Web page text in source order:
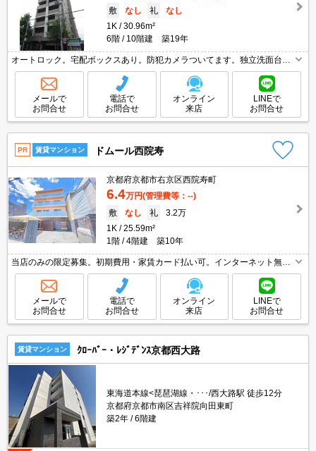
敷
なし 礼
なし
1K
30.96m²
6階
10階建 築19年
オートロック。宅配ボックスあり。防犯カメラついてます。独立洗面台が
便利。浴室乾燥機付。TVモニターホンで安心生活を!。
メールで
お問合せ
電話で
お問合せ
オンライン
来店
LINEで
お問合せ
PR 賃貸マンション ドムール西院寿
京都府京都市右京区西院寿町
6.4万円(管理費等：--)
敷
なし 礼
3.2万
1K
25.59m²
1階
4階建 築10年
当店のみの限定募集。初期費用・家賃カード払い可。インターネット無
料。全館禁煙。オートロック・エレベーター付RCマンション!。オンライ
ン申込対応可。宅配ボックスあり。
メールで
お問合せ
電話で
お問合せ
オンライン
来店
LINEで
お問合せ
賃貸マンション ｸﾛｰﾊﾞｰ・ﾚｼﾞﾃﾞﾝｽ京都西大路
東海道本線<琵琶湖線・･･･/西大路駅 徒歩12分
京都府京都市南区吉祥院向田東町
築2年
6階建